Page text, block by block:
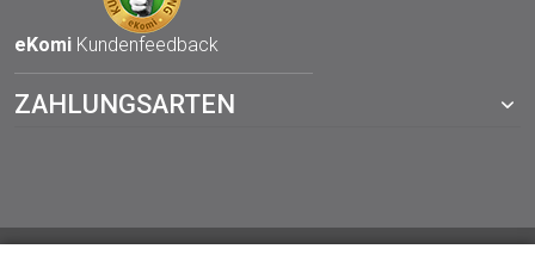
eKomi Kundenfeedback
ZAHLUNGSARTEN